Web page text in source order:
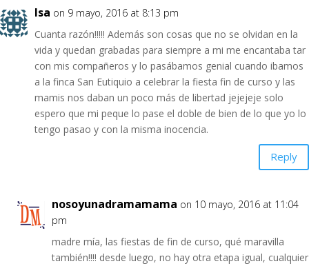
Isa on 9 mayo, 2016 at 8:13 pm
Cuanta razón!!!!! Además son cosas que no se olvidan en la
vida y quedan grabadas para siempre a mi me encantaba tar
con mis compañeros y lo pasábamos genial cuando ibamos
a la finca San Eutiquio a celebrar la fiesta fin de curso y las
mamis nos daban un poco más de libertad jejejeje solo
espero que mi peque lo pase el doble de bien de lo que yo lo
tengo pasao y con la misma inocencia.
Reply
nosoyunadramamama on 10 mayo, 2016 at 11:04
pm
madre mía, las fiestas de fin de curso, qué maravilla
también!!!! desde luego, no hay otra etapa igual, cualquier